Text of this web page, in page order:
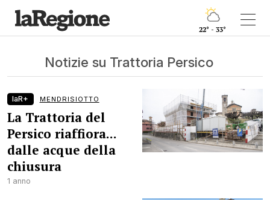
22° - 33°
Notizie su Trattoria Persico
laR+ MENDRISIOTTO
La Trattoria del
Persico riaffiora...
dalle acque della
chiusura
1 anno